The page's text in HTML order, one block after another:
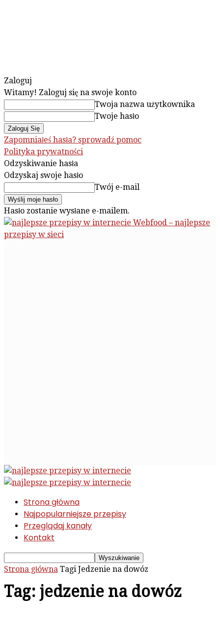
Zaloguj
Witamy! Zaloguj się na swoje konto
Twoja nazwa użytkownika
Twoje hasło
Zapomniałeś hasła? sprowadź pomoc
Polityka prywatności
Odzyskiwanie hasła
Odzyskaj swoje hasło
Twój e-mail
Hasło zostanie wysłane e-mailem.
Webfood – najlepsze
przepisy w sieci
Strona główna
Najpopularniejsze przepisy
Przeglądaj kanały
Kontakt
Strona główna Tagi Jedzenie na dowóz
Tag: jedzenie na dowóz